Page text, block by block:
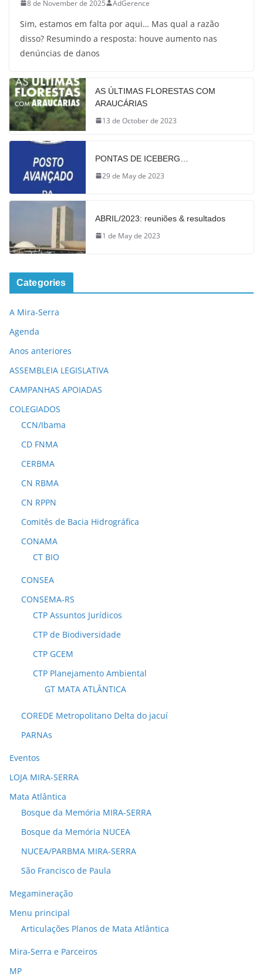
8 de November de 2025 AdGerence
Sim, estamos em falta por aqui… Mas qual a razão
disso? Resumindo a resposta: houve aumento nas
denúncias de danos
AS ÚLTIMAS FLORESTAS COM
ARAUCÁRIAS
13 de October de 2023
PONTAS DE ICEBERG…
29 de May de 2023
ABRIL/2023: reuniões & resultados
1 de May de 2023
Categories
A Mira-Serra
Agenda
Anos anteriores
ASSEMBLEIA LEGISLATIVA
CAMPANHAS APOIADAS
COLEGIADOS
CCN/Ibama
CD FNMA
CERBMA
CN RBMA
CN RPPN
Comitês de Bacia Hidrográfica
CONAMA
CT BIO
CONSEA
CONSEMA-RS
CTP Assuntos Jurídicos
CTP de Biodiversidade
CTP GCEM
CTP Planejamento Ambiental
GT MATA ATLÂNTICA
COREDE Metropolitano Delta do jacuí
PARNAs
Eventos
LOJA MIRA-SERRA
Mata Atlântica
Bosque da Memória MIRA-SERRA
Bosque da Memória NUCEA
NUCEA/PARBMA MIRA-SERRA
São Francisco de Paula
Megamineração
Menu principal
Articulações Planos de Mata Atlântica
Mira-Serra e Parceiros
MP